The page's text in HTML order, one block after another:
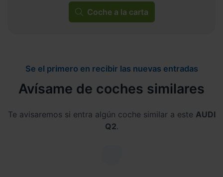
Coche a la carta
Se el primero en recibir las nuevas entradas
Avísame de coches similares
Te avisaremos si entra algún coche similar a este AUDI
Q2.